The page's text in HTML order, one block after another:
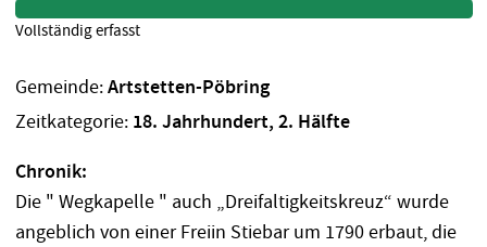
Gemeinde:Artstetten-Pöbring
Zeitkategorie: 18. Jahrhundert, 2. Hälfte
Chronik:
Die " Wegkapelle " auch „Dreifaltigkeitskreuz“ wurde
angeblich von einer Freiin Stiebar um 1790 erbaut, die
Vollständig erfasst